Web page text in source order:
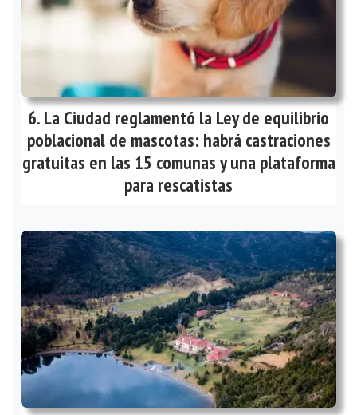
La Ciudad reglamentó la Ley de equilibrio
poblacional de mascotas: habrá castraciones
gratuitas en las 15 comunas y una plataforma
para rescatistas